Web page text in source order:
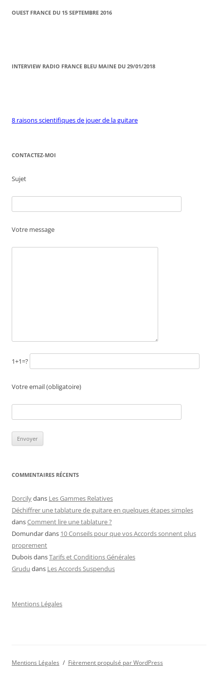
OUEST FRANCE DU 15 SEPTEMBRE 2016
INTERVIEW RADIO FRANCE BLEU MAINE DU 29/01/2018
8 raisons scientifiques de jouer de la guitare
CONTACTEZ-MOI
Sujet
Votre message
1+1=?
Votre email (obligatoire)
COMMENTAIRES RÉCENTS
Dorcilydans Les Gammes Relatives
Déchiffrer une tablature de guitare en quelques étapes simples
dansComment lire une tablature ?
Domundardans 10 Conseils pour que vos Accords sonnent plus
proprement
DuboisdansTarifs et Conditions Générales
Grudu dans Les Accords Suspendus
Mentions Légales
Mentions Légales Fièrement propulsé par WordPress